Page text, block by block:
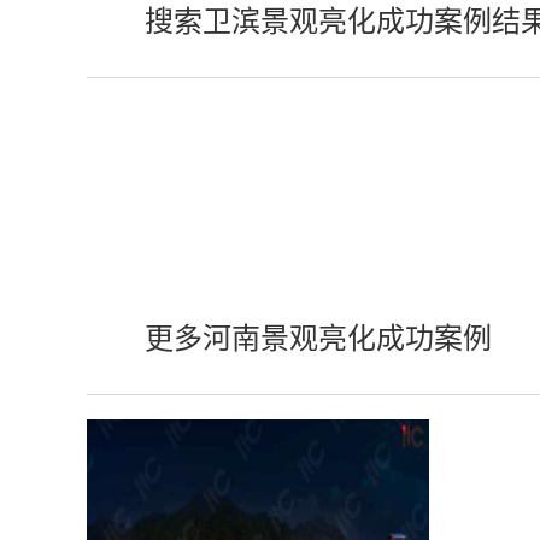
搜索卫滨景观亮化成功案例结
更多河南景观亮化成功案例